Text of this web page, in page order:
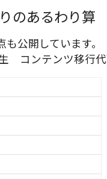
のあるわり
公開しています。
コンテンツ移行代